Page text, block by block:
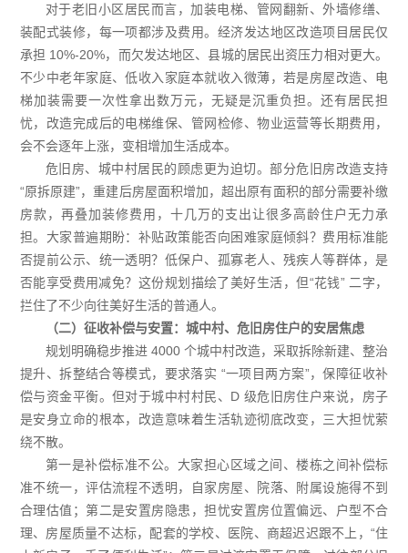
对于老旧小区居民而言，加装电梯、管网翻新、外墙修缮、
装配式装修，每一项都涉及费用。经济发达地区改造项目居民仅
承担 10%-20%，而欠发达地区、县城的居民出资压力相对更大。
不少中老年家庭、低收入家庭本就收入微薄，若是房屋改造、电
梯加装需要一次性拿出数万元，无疑是沉重负担。还有居民担
忧，改造完成后的电梯维保、管网检修、物业运营等长期费用，
会不会逐年上涨，变相增加生活成本。
危旧房、城中村居民的顾虑更为迫切。部分危旧房改造支持
“原拆原建”，重建后房屋面积增加，超出原有面积的部分需要补缴
房款，再叠加装修费用，十几万的支出让很多高龄住户无力承
担。大家普遍期盼：补贴政策能否向困难家庭倾斜？费用标准能
否提前公示、统一透明？低保户、孤寡老人、残疾人等群体，是
否能享受费用减免？这份规划描绘了美好生活，但“花钱” 二字，
拦住了不少向往美好生活的普通人。
（二）征收补偿与安置：城中村、危旧房住户的安居焦虑
规划明确稳步推进 4000 个城中村改造，采取拆除新建、整治
提升、拆整结合等模式，要求落实 “一项目两方案”，保障征收补
偿与资金平衡。但对于城中村村民、D 级危旧房住户来说，房子
是安身立命的根本，改造意味着生活轨迹彻底改变，三大担忧萦
绕不散。
第一是补偿标准不公。大家担心区域之间、楼栋之间补偿标
准不统一，评估流程不透明，自家房屋、院落、附属设施得不到
合理估值；第二是安置房隐患，担忧安置房位置偏远、户型不合
理、房屋质量不达标，配套的学校、医院、商超迟迟跟不上，“住